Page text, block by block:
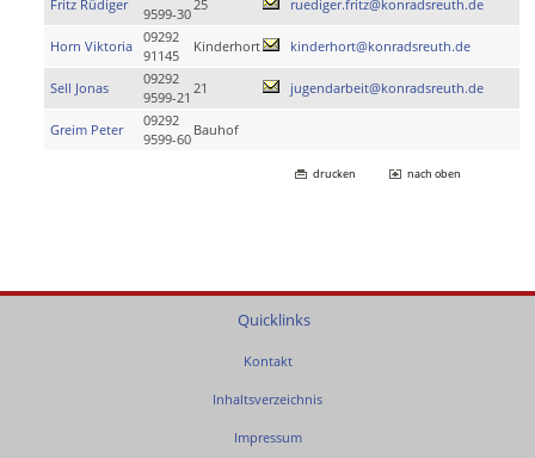
Fritz Rüdiger
9599-30
25 ruediger.fritz@konradsreuth.de
Horn Viktoria
09292
91145
Kinderhort kinderhort@konradsreuth.de
Sell Jonas
09292
9599-21
21 jugendarbeit@konradsreuth.de
Greim Peter
09292
9599-60
Bauhof
drucken nach oben
Quicklinks
Kontakt
Inhaltsverzeichnis
Impressum